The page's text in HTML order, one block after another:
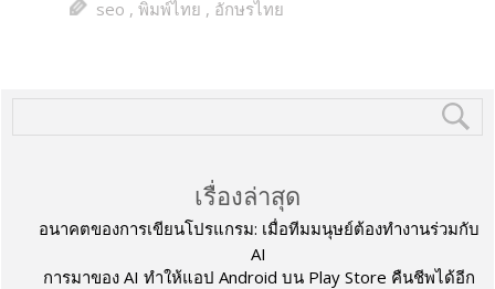
seo , พิมพ์ไทย , อักษรไทย
เรื่องล่าสุด
อนาคตของการเขียนโปรแกรม: เมื่อทีมมนุษย์ต้องทำงานร่วมกับ
AI
การมาของ AI ทำให้แอป Android บน Play Store คืนชีพได้อีก